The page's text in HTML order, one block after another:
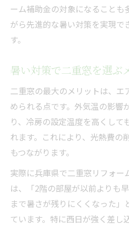
ーム補助金の対象になることも
がら先進的な暑い対策を実現で
す。
暑い対策で二重窓を選ぶ
二重窓の最大のメリットは、エ
められる点です。外気温の影響
り、冷房の設定温度を高くして
れます。これにより、光熱費の
もつながります。
実際に兵庫県で二重窓リフォー
は、「2階の部屋が以前よりも
まで暑さが残りにくくなった
ています。特に西日が強く差し